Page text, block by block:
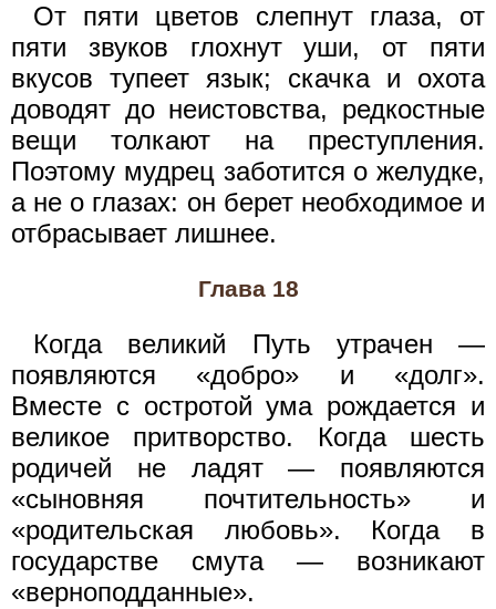
От пяти цветов слепнут глаза, от
пяти звуков глохнут уши, от пяти
вкусов тупеет язык; скачка и охота
доводят до неистовства, редкостные
вещи толкают на преступления.
Поэтому мудрец заботится о желудке,
а не о глазах: он берет необходимое и
отбрасывает лишнее.
Глава 18
Когда великий Путь утрачен —
появляются «добро» и «долг».
Вместе с остротой ума рождается и
великое притворство. Когда шесть
родичей не ладят — появляются
«сыновняя почтительность» и
«родительская любовь». Когда в
государстве смута — возникают
«верноподданные».